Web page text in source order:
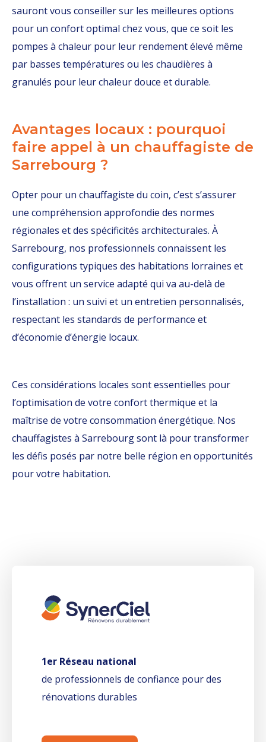
sauront vous conseiller sur les meilleures options
pour un confort optimal chez vous, que ce soit les
pompes à chaleur pour leur rendement élevé même
par basses températures ou les chaudières à
granulés pour leur chaleur douce et durable.
Avantages locaux : pourquoi
faire appel à un chauffagiste de
Sarrebourg ?
Opter pour un chauffagiste du coin, c’est s’assurer
une compréhension approfondie des normes
régionales et des spécificités architecturales. À
Sarrebourg, nos professionnels connaissent les
configurations typiques des habitations lorraines et
vous offrent un service adapté qui va au-delà de
l’installation : un suivi et un entretien personnalisés,
respectant les standards de performance et
d’économie d’énergie locaux.
Ces considérations locales sont essentielles pour
l’optimisation de votre confort thermique et la
maîtrise de votre consommation énergétique. Nos
chauffagistes à Sarrebourg sont là pour transformer
les défis posés par notre belle région en opportunités
pour votre habitation.
1er Réseau national
de professionnels de confiance pour des
rénovations durables